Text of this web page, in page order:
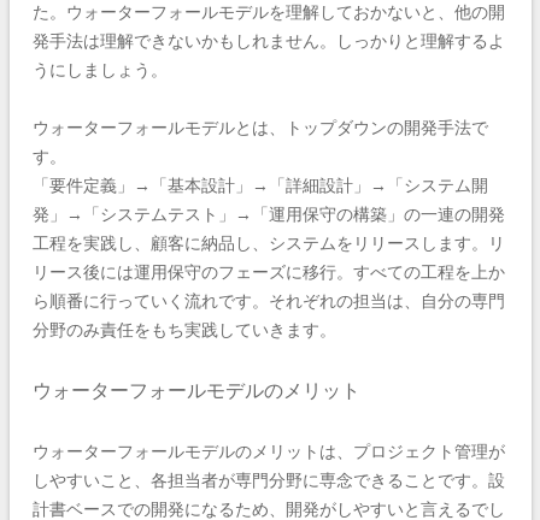
た。ウォーターフォールモデルを理解しておかないと、他の開
発手法は理解できないかもしれません。しっかりと理解するよ
うにしましょう。
ウォーターフォールモデルとは、トップダウンの開発手法で
す。
「要件定義」→「基本設計」→「詳細設計」→「システム開
発」→「システムテスト」→「運用保守の構築」の一連の開発
工程を実践し、顧客に納品し、システムをリリースします。リ
リース後には運用保守のフェーズに移行。すべての工程を上か
ら順番に行っていく流れです。それぞれの担当は、自分の専門
分野のみ責任をもち実践していきます。
ウォーターフォールモデルのメリット
ウォーターフォールモデルのメリットは、プロジェクト管理が
しやすいこと、各担当者が専門分野に専念できることです。設
計書ベースでの開発になるため、開発がしやすいと言えるでし